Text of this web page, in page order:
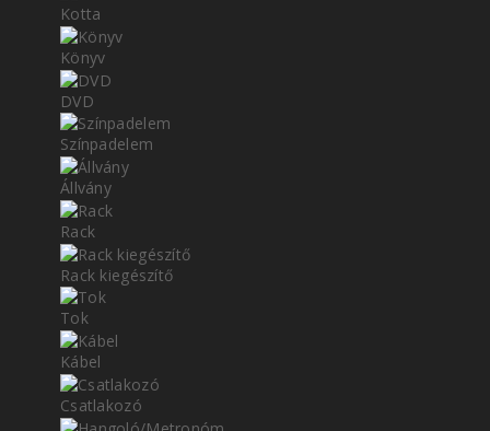
Kotta
Könyv
DVD
Színpadelem
Állvány
Rack
Rack kiegészítő
Tok
Kábel
Csatlakozó